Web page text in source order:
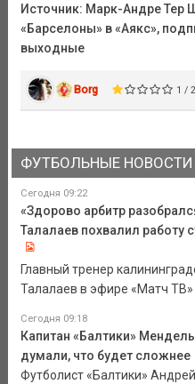
Источник: Марк-Андре Тер
«Барселоны» в «Аякс»,
выходные
Borg 1 / 2
ФУТБОЛЬНЫЕ НОВОСТИ
Сегодня 09:22
«Здорово арбитр
Талалаев похвалил работу
Главный тренер
Талалаев в эфире «Матч ТВ»
Сегодня 09:18
Капитан «Балтики»
думали, что будет сложнее
Футболист «Балтики»